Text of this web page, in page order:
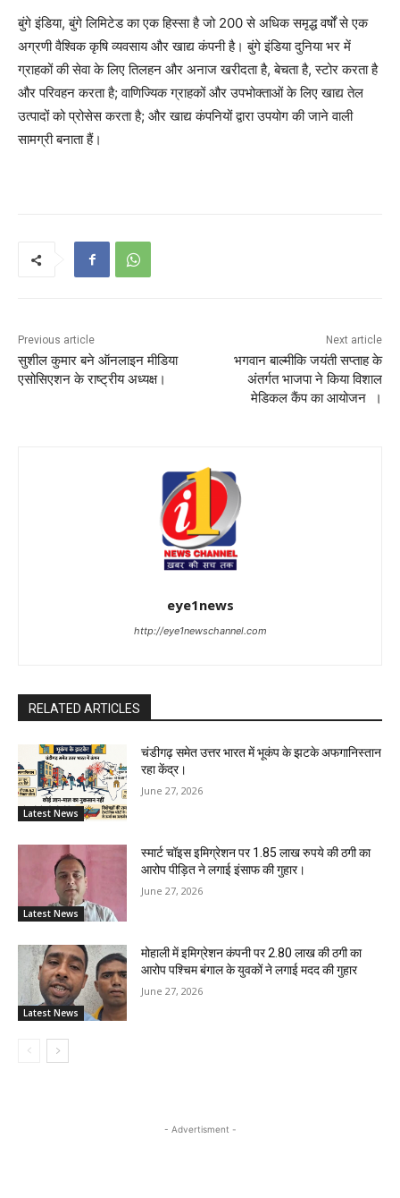
बुंगे इंडिया, बुंगे लिमिटेड का एक हिस्सा है जो 200 से अधिक समृद्ध वर्षों से एक
अग्रणी वैश्विक कृषि व्यवसाय और खाद्य कंपनी है। बुंगे इंडिया दुनिया भर में
ग्राहकों की सेवा के लिए तिलहन और अनाज खरीदता है, बेचता है, स्टोर करता है
और परिवहन करता है; वाणिज्यिक ग्राहकों और उपभोक्ताओं के लिए खाद्य तेल
उत्पादों को प्रोसेस करता है; और खाद्य कंपनियों द्वारा उपयोग की जाने वाली
सामग्री बनाता हैं।
Previous article
सुशील कुमार बने ऑनलाइन मीडिया
एसोसिएशन के राष्ट्रीय अध्यक्ष।
Next article
भगवान बाल्मीकि जयंती सप्ताह के
अंतर्गत भाजपा ने किया विशाल
मेडिकल कैंप का आयोजन ।
eye1news
http://eye1newschannel.com
RELATED ARTICLES
Latest News
चंडीगढ़ समेत उत्तर भारत में भूकंप के झटके अफगानिस्तान
रहा केंद्र।
June 27, 2026
Latest News
स्मार्ट चॉइस इमिग्रेशन पर 1.85 लाख रुपये की ठगी का
आरोप पीड़ित ने लगाई इंसाफ की गुहार।
June 27, 2026
Latest News
मोहाली में इमिग्रेशन कंपनी पर 2.80 लाख की ठगी का
आरोप पश्चिम बंगाल के युवकों ने लगाई मदद की गुहार
June 27, 2026
- Advertisment -